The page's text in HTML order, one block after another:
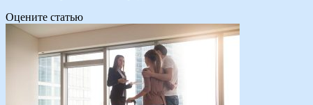
Оцените статью